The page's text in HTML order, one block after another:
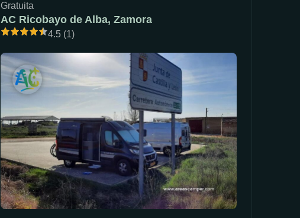
Gratuita
AC Ricobayo de Alba, Zamora
4.5 (1)